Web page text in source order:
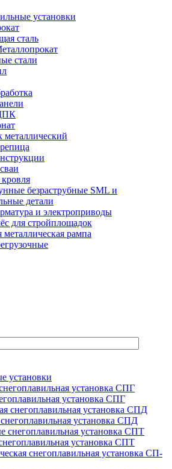
установки
сталь
стали
безраструбные SML и
детали
и электроприводы
для стройплощадок
рампа
установки
установка СПГ
установка СПД
установка СПТ